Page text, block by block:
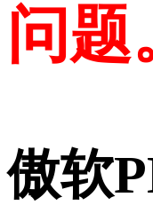
问题
傲软